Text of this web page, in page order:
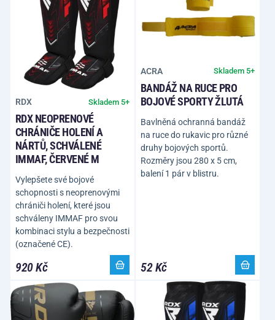
RDX Skladem 5+
RDX NEOPRENOVÉ
CHRÁNIČE HOLENÍ A
NÁRTŮ, SCHVÁLENÉ
IMMAF, ČERVENÉ M
Vylepšete své bojové
schopnosti s neoprenovými
chrániči holení, které jsou
schváleny IMMAF pro svou
kombinaci stylu a bezpečnosti
(označené CE).
920 Kč
ACRA Skladem 5+
BANDÁŽ NA RUCE PRO
BOJOVÉ SPORTY ŽLUTÁ
Bavlněná ochranná bandáž
na ruce do rukavic pro různé
druhy bojových sportů.
Rozměry jsou 280 x 5 cm,
balení 1 pár v blistru.
52 Kč